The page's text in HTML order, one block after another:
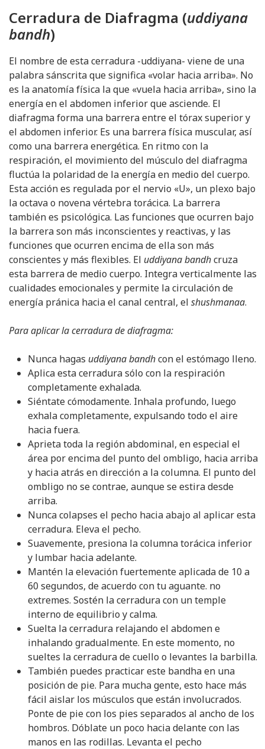
Cerradura de Diafragma (uddiyana
bandh)
El nombre de esta cerradura -uddiyana- viene de una
palabra sánscrita que significa «volar hacia arriba». No
es la anatomía física la que «vuela hacia arriba», sino la
energía en el abdomen inferior que asciende. El
diafragma forma una barrera entre el tórax superior y
el abdomen inferior. Es una barrera física muscular, así
como una barrera energética. En ritmo con la
respiración, el movimiento del músculo del diafragma
fluctúa la polaridad de la energía en medio del cuerpo.
Esta acción es regulada por el nervio «U», un plexo bajo
la octava o novena vértebra torácica. La barrera
también es psicológica. Las funciones que ocurren bajo
la barrera son más inconscientes y reactivas, y las
funciones que ocurren encima de ella son más
conscientes y más flexibles. El uddiyana bandhcruza
esta barrera de medio cuerpo. Integra verticalmente las
cualidades emocionales y permite la circulación de
energía pránica hacia el canal central, el shushmanaa.
Para aplicar la cerradura de diafragma:
Nunca hagas uddiyana bandhcon el estómago lleno.
Aplica esta cerradura sólo con la respiración
completamente exhalada.
Siéntate cómodamente. Inhala profundo, luego
exhala completamente, expulsando todo el aire
hacia fuera.
Aprieta toda la región abdominal, en especial el
área por encima del punto del ombligo, hacia arriba
y hacia atrás en dirección a la columna. El punto del
ombligo no se contrae, aunque se estira desde
arriba.
Nunca colapses el pecho hacia abajo al aplicar esta
cerradura. Eleva el pecho.
Suavemente, presiona la columna torácica inferior
y lumbar hacia adelante.
Mantén la elevación fuertemente aplicada de 10 a
60 segundos, de acuerdo con tu aguante. no
extremes. Sostén la cerradura con un temple
interno de equilibrio y calma.
Suelta la cerradura relajando el abdomen e
inhalando gradualmente. En este momento, no
sueltes la cerradura de cuello o levantes la barbilla.
También puedes practicar este bandha en una
posición de pie. Para mucha gente, esto hace más
fácil aislar los músculos que están involucrados.
Ponte de pie con los pies separados al ancho de los
hombros. Dóblate un poco hacia delante con las
manos en las rodillas. Levanta el pecho